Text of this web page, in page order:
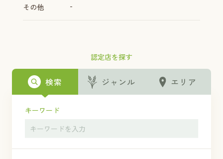
認定店を探す
検索 ジャンル エリア
キーワード
その他 -